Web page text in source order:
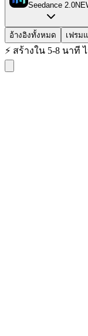
Seedance 2.0
อ้างอิงทั้งหมด เฟรม
⚡ สร้างใน 5-8 นาที